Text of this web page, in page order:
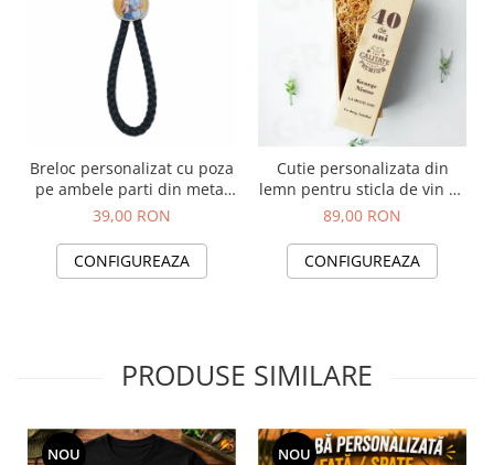
Breloc personalizat cu poza
pe ambele parti din metal
si snur negru de piele
39,00 RON
CONFIGUREAZA
Cutie personalizata din
lemn pentru sticla de vin cu
mesajul "40 de ani, Calitate
89,00 RON
CONFIGUREAZA
PRODUSE SIMILARE
NOU NOU